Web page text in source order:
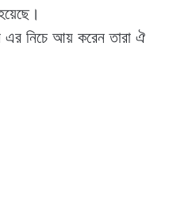
এর নিচে আয় করেন তারা ঐ